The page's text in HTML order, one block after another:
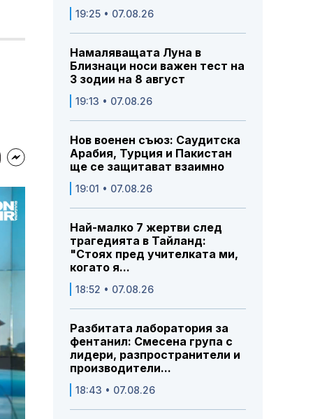
19:25 • 07.08.26
Намаляващата Луна в
Близнаци носи важен тест на
3 зодии на 8 август
19:13 • 07.08.26
Нов военен съюз: Саудитска
Арабия, Турция и Пакистан
ще се защитават взаимно
19:01 • 07.08.26
Най-малко 7 жертви след
трагедията в Тайланд:
"Стоях пред учителката ми,
когато я...
18:52 • 07.08.26
Разбитата лаборатория за
фентанил: Смесена група с
лидери, разпространители и
производители...
18:43 • 07.08.26